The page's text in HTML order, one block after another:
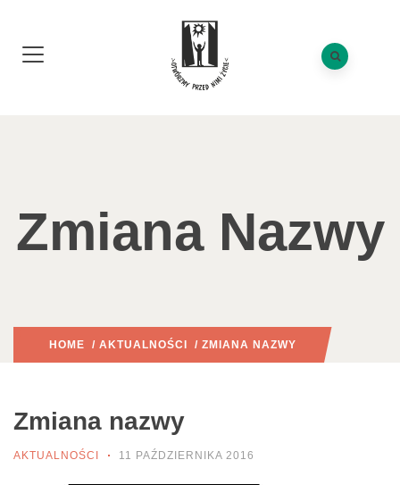
Zmiana Nazwy
HOME / AKTUALNOŚCI / ZMIANA NAZWY
Zmiana nazwy
AKTUALNOŚCI 11 PAŹDZIERNIKA 2016